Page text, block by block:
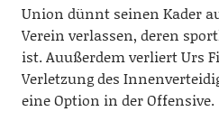
Union dünnt seinen Kader
Verein verlassen, deren
ist. Auußerdem verliert Urs
Verletzung des
eine Option in der Offensive.